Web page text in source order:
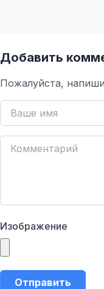
Добавить
Пожалуйста,
Изображение
Отправить